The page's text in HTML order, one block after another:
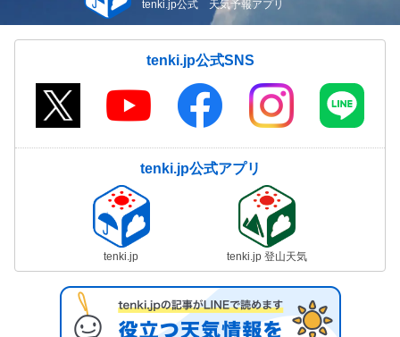
tenki.jp公式 天気予報アプリ
tenki.jp公式SNS
tenki.jp公式アプリ
tenki.jp tenki.jp 登山天気